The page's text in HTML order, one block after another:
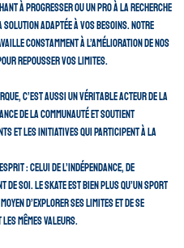
à progresser ou un pro à la recherche
solution adaptée à vos besoins. Notre
constamment à l’amélioration de nos
repousser vos limites.
c’est aussi un véritable acteur de la
de la communauté et soutient
et les initiatives qui participent à la
: celui de l’indépendance, de
de soi. Le skate est bien plus qu’un sport
d’explorer ses limites et de se
mêmes valeurs.